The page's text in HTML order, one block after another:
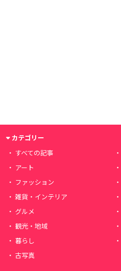
カテゴリー
すべての記事
アート
ファッション
雑貨・インテリア
グルメ
観光・地域
暮らし
古写真